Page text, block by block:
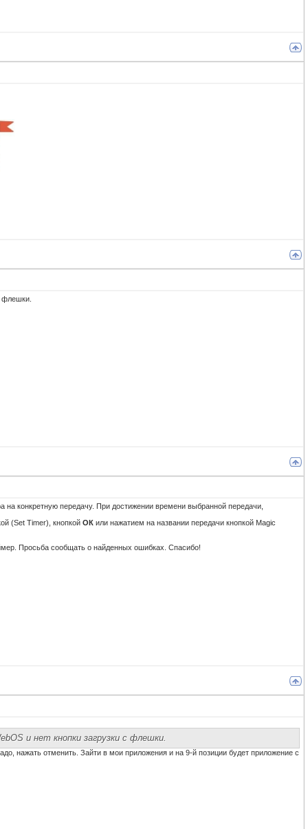
флешки.
конкретную передачу. При достижении времени выбранной передачи,
(Set Timer), кнопкой ОК или нажатием на названии передачи кнопкой Magic
Просьба сообщать о найденных ошибках. Спасибо!
и нет кнопки загрузки с флешки.
нажать отменить. Зайти в мои приложения и на 9-й позиции будет приложение с